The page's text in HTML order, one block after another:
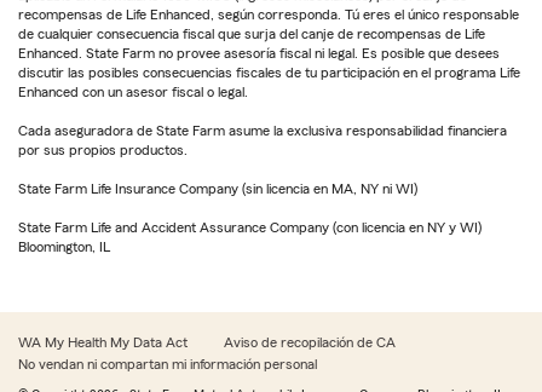
recompensas de Life Enhanced, según corresponda. Tú eres el único responsable
de cualquier consecuencia fiscal que surja del canje de recompensas de Life
Enhanced. State Farm no provee asesoría fiscal ni legal. Es posible que desees
discutir las posibles consecuencias fiscales de tu participación en el programa Life
Enhanced con un asesor fiscal o legal.
Cada aseguradora de State Farm asume la exclusiva responsabilidad financiera
por sus propios productos.
State Farm Life Insurance Company (sin licencia en MA, NY ni WI)
State Farm Life and Accident Assurance Company (con licencia en NY y WI)
Bloomington, IL
WA My Health My Data Act
Aviso de recopilación de CA
No vendan ni compartan mi información personal